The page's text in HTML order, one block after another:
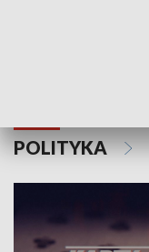
POLITYKA